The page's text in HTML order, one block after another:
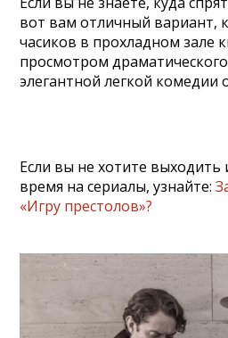
вот вам отличный вариант,
часиков в прохладном зале
просмотром
элегантной легкой комедии
Если вы не хотите выходить
время на сериалы, узнайте:
«Игру престолов»?